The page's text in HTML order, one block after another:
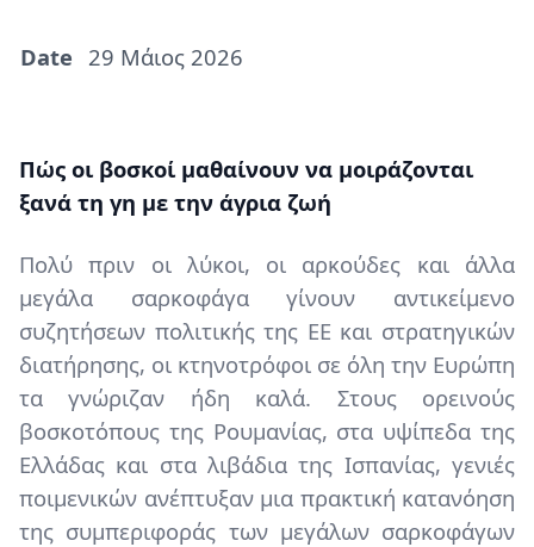
Date 29 Μάιος 2026
Paragraphs
Content
Πώς οι βοσκοί μαθαίνουν να μοιράζονται
ξανά τη γη με την άγρια ζωή
Πολύ πριν οι λύκοι, οι αρκούδες και άλλα
μεγάλα σαρκοφάγα γίνουν αντικείμενο
συζητήσεων πολιτικής της ΕΕ και στρατηγικών
διατήρησης, οι κτηνοτρόφοι σε όλη την Ευρώπη
τα γνώριζαν ήδη καλά. Στους ορεινούς
βοσκοτόπους της Ρουμανίας, στα υψίπεδα της
Ελλάδας και στα λιβάδια της Ισπανίας, γενιές
ποιμενικών ανέπτυξαν μια πρακτική κατανόηση
της συμπεριφοράς των μεγάλων σαρκοφάγων